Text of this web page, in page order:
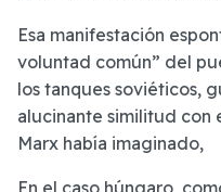
Esa manifestación
voluntad común” del
los tanques soviéticos,
alucinante similitud
Marx había imaginado,